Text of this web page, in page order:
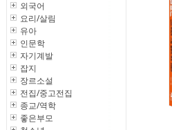
외국어
요리/살림
유아
인문학
자기계발
잡지
장르소설
전집/중고전집
종교/역학
좋은부모